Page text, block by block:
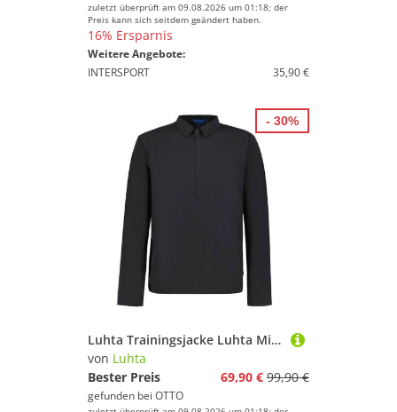
zuletzt überprüft am 09.08.2026 um 01:18; der
Preis kann sich seitdem geändert haben.
16% Ersparnis
Weitere Angebote:
INTERSPORT
35,90 €
Luhta Trainingsjacke Luhta Midlayer Ilaja
von Luhta
Bester Preis
69,90 € 99,90 €
gefunden bei OTTO
- 30%